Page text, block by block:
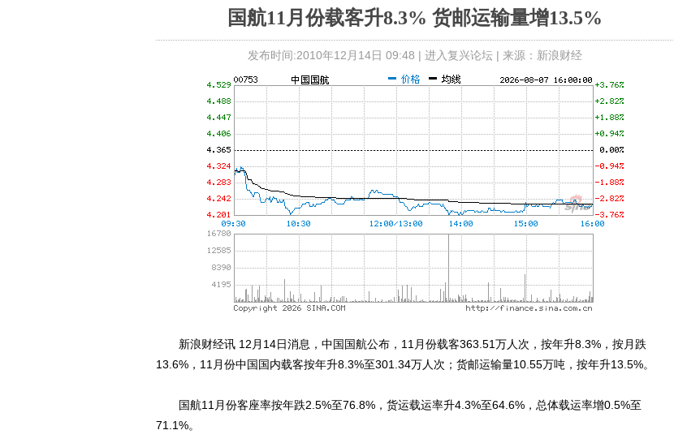
国航11月份载客升8.3% 货邮运输量增13.5%
发布时间:2010年12月14日 09:48 | 进入复兴论坛| 来源：新浪财经
新浪财经讯 12月14日消息，中国国航公布，11月份载客363.51万人次，按年升8.3%，按月跌
13.6%，11月份中国国内载客按年升8.3%至301.34万人次；货邮运输量10.55万吨，按年升13.5%。
国航11月份客座率按年跌2.5%至76.8%，货运载运率升4.3%至64.6%，总体载运率增0.5%至
71.1%。